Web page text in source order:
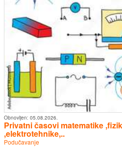
Obnovljen: 05.08.2026.
Privatni časovi matematike
,elektrotehnike,..
Podučavanje